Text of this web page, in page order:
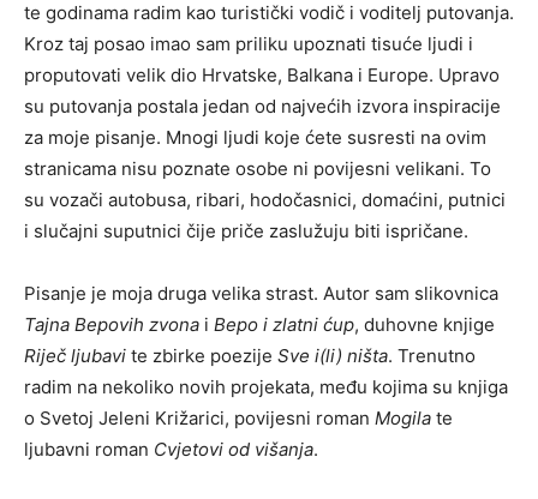
te godinama radim kao turistički vodič i voditelj putovanja.
Kroz taj posao imao sam priliku upoznati tisuće ljudi i
proputovati velik dio Hrvatske, Balkana i Europe. Upravo
su putovanja postala jedan od najvećih izvora inspiracije
za moje pisanje. Mnogi ljudi koje ćete susresti na ovim
stranicama nisu poznate osobe ni povijesni velikani. To
su vozači autobusa, ribari, hodočasnici, domaćini, putnici
i slučajni suputnici čije priče zaslužuju biti ispričane.
Pisanje je moja druga velika strast. Autor sam slikovnica
Tajna Bepovih zvona i Bepo i zlatni ćup, duhovne knjige
Riječ ljubavi te zbirke poezije Sve i(li) ništa. Trenutno
radim na nekoliko novih projekata, među kojima su knjiga
o Svetoj Jeleni Križarici, povijesni roman Mogila te
ljubavni roman Cvjetovi od višanja.